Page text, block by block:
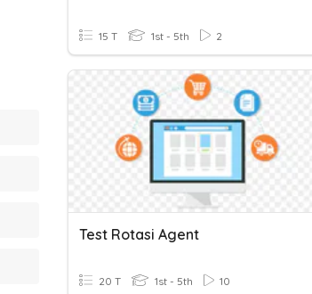
15 T 1st - 5th 2
Test Rotasi Agent
20 T 1st - 5th 10